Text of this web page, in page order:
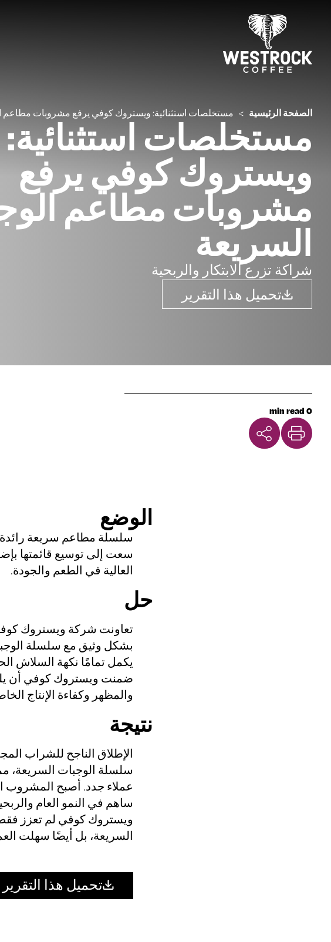
الصفحة الرئيسية > مستخلصات استثنائية: ويستروك كوفي يرفع مشروبات مطاعم
مستخلصات استثنائية:
ويستروك كوفي يرفع
مشروبات مطاعم
السريعة
شراكة تزرع الابتكار والربحية
تحميل هذا التقرير
0 min read
الوضع
سلسلة مطاعم سريعة
سعت إلى توسيع قائمتها
العالية في الطعم والجودة.
حل
تعاونت شركة ويستروك
بشكل وثيق مع سلسلة
يكمل تمامًا نكهة السلاش
ضمنت ويستروك كوفي أن
والمظهر وكفاءة الإنتاج
نتيجة
الإطلاق الناجح للشراب
سلسلة الوجبات السريعة،
عملاء جدد. أصبح المشروب
ساهم في النمو العام
ويستروك كوفي لم تعزز
السريعة، بل أيضًا سهلت
تحميل هذا التقرير